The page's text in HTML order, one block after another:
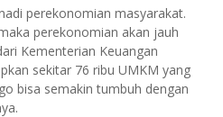
perekonomian masyarakat.
perekonomian akan jauh
Kementerian Keuangan
sekitar 76 ribu UMKM yang
bisa semakin tumbuh dengan